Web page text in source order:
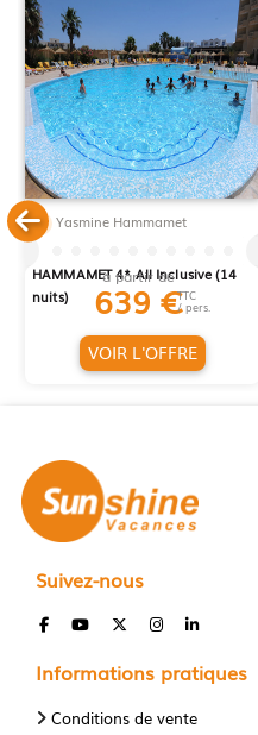
Yasmine Hammamet
HAMMAMET 4* All Inclusive (14
nuits)
à partir de
639 €TTC
/ pers.
VOIR L'OFFRE
Suivez-nous
Informations pratiques
Conditions de vente